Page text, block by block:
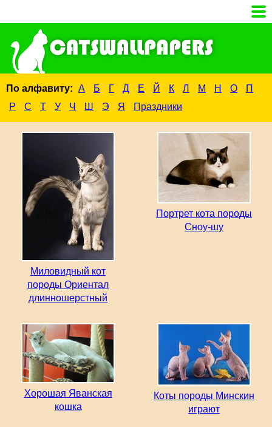
По алфавиту: А Б Г Д Е Й К Л М Н О
П
Р
С Т У Ч Ш Э Я Праздники
Миловидный кот
породы Ориентал
длинношерстный
Портрет кота породы
Сноу-шу
Хорошая Яванская
кошка
Коты породы Минскин
играют